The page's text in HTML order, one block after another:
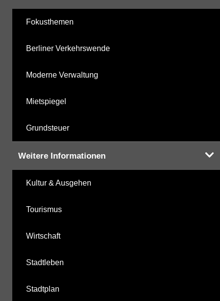
Fokusthemen
Berliner Verkehrswende
Moderne Verwaltung
Mietspiegel
Grundsteuer
Weitere Informationen
Kultur & Ausgehen
Tourismus
Wirtschaft
Stadtleben
Stadtplan